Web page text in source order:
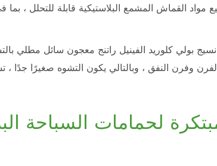
مواد القماش المشمع البلاستيكية قابلة للتحلل ،
نسيج بولي كلوريد الفينيل راتنج معجون سائل مطلي
لحمامات السباحة